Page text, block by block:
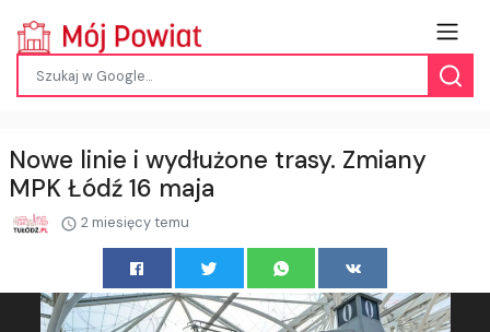
Nowe linie i wydłużone trasy. Zmiany
MPK Łódź 16 maja
2 miesięcy temu